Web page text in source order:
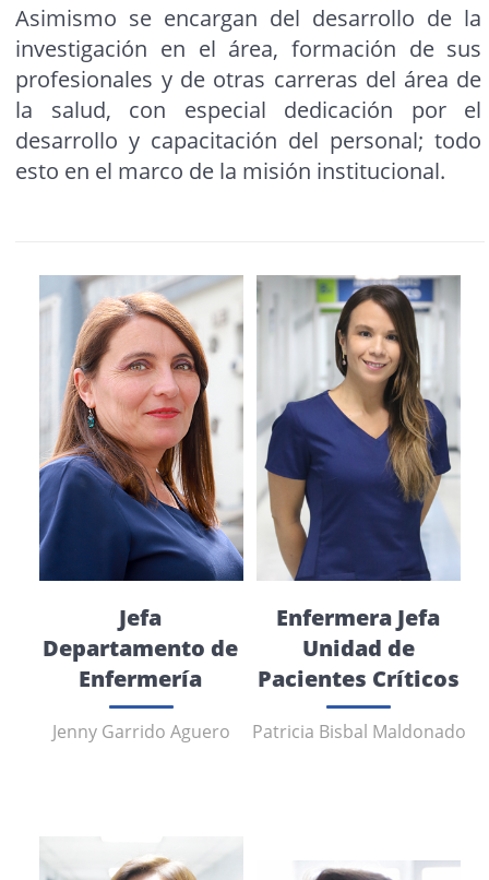
Asimismo se encargan del desarrollo de la
investigación en el área, formación de sus
profesionales y de otras carreras del área de
la salud, con especial dedicación por el
desarrollo y capacitación del personal; todo
esto en el marco de la misión institucional.
Jefa
Departamento de
Enfermería
Jenny Garrido Aguero
Enfermera Jefa
Unidad de
Pacientes Críticos
Patricia Bisbal Maldonado